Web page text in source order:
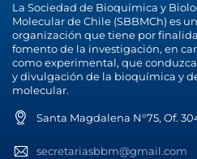
La Sociedad de Bioquímica y
Molecular de Chile (SBBMCh) es
organización que tiene por
fomento de la investigación, en
como experimental, que
y divulgación de la bioquímica y
molecular.
Santa Magdalena N°75, Of.
secretariasbbm@gmail.com